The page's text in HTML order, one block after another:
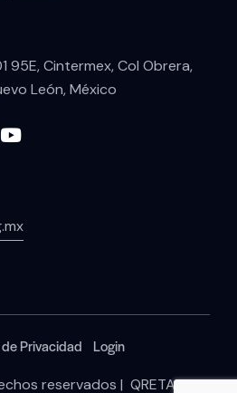
95E, Cintermex, Col Obrera,
León, México
Privacidad Login
reservados | QRETARIA